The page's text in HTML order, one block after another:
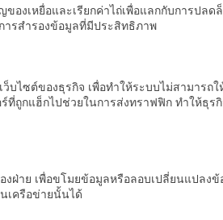
องเหยื่อและเรียกค่าไถ่เพื่อแลกกับการปล
ารสำรองข้อมูลที่มีประสิทธิภาพ
ไซต์ของธุรกิจ เพื่อทำให้ระบบไม่สามารถ
ร์ที่ถูกแฮ็กไปช่วยในการส่งทราฟฟิก ทำให้ธุ
ฝ่าย เพื่อขโมยข้อมูลหรือลอบเปลี่ยนแปลง
เครือข่ายนั้นได้